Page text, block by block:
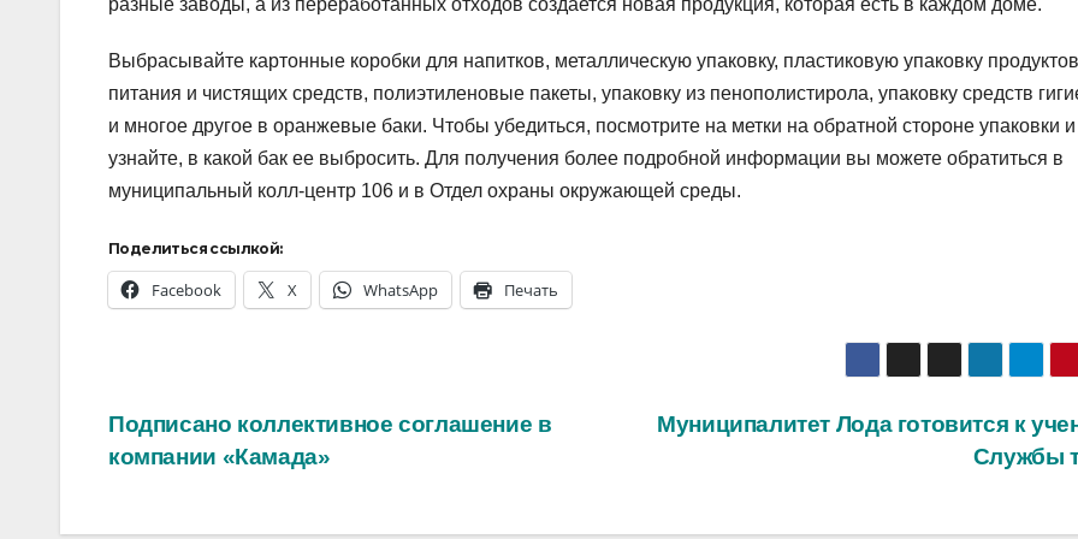
разные заводы, а из переработанных отходов создается новая продукция, которая есть в каждом доме.
Выбрасывайте картонные коробки для напитков, металлическую упаковку, пластиковую упаковку продуктов
питания и чистящих средств, полиэтиленовые пакеты, упаковку из пенополистирола, упаковку средств
и многое другое в оранжевые баки. Чтобы убедиться, посмотрите на метки на обратной стороне упаковки и
узнайте, в какой бак ее выбросить. Для получения более подробной информации вы можете обратиться в
муниципальный колл-центр 106 и в Отдел охраны окружающей среды.
Поделиться ссылкой:
Facebook X WhatsApp Печать
Навигация
Муниципалитет Лода готовится к
Службы
Подписано коллективное соглашение в
компании «Камада»